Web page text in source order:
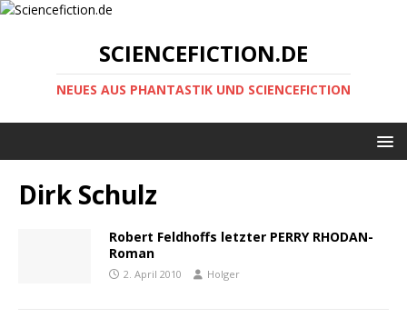
SCIENCEFICTION.DE
NEUES AUS PHANTASTIK UND SCIENCEFICTION
Dirk Schulz
Robert Feldhoffs letzter PERRY RHODAN-
Roman
2. April 2010 Holger